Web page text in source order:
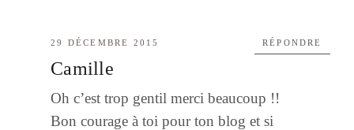
29 DÉCEMBRE 2015
Camille
Oh c’est trop gentil merci beaucoup !!
Bon courage à toi pour ton blog et si
RÉPONDRE